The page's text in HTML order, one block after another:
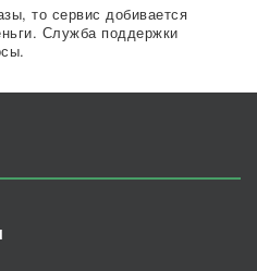
то сервис добивается
Служба поддержки